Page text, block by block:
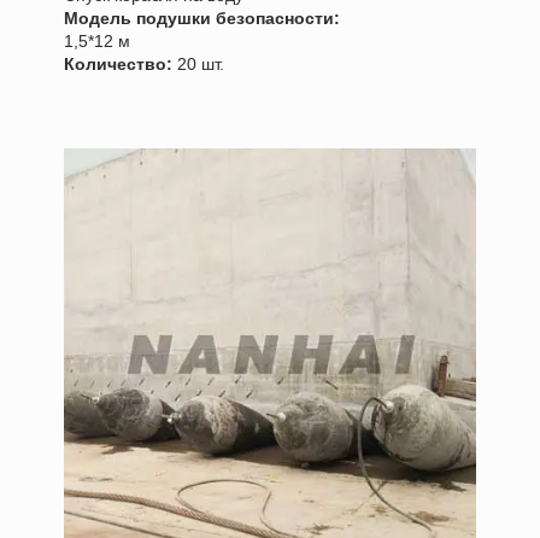
Модель подушки безопасности:
1,5*12 м
Количество: 20 шт.